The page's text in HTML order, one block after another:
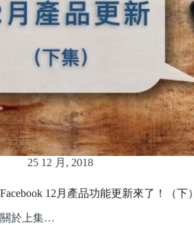
25 12 月, 2018
Facebook 12月產品功能更新來了！（下）
關於上集…